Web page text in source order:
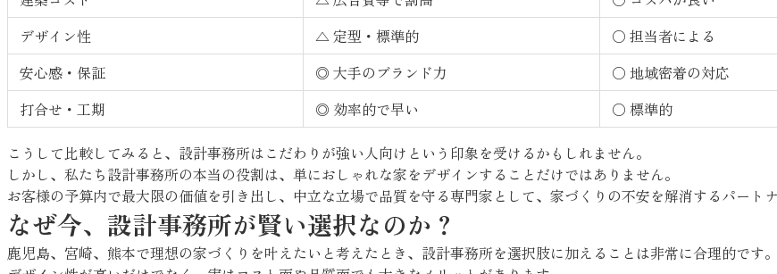
デザイン性
△ 定型・標準的 ○ 担当者による
安心感・保証
◎ 大手のブランド力 ○ 地域密着の対応
打合せ・工期
◎ 効率的で早い ○ 標準的
こうして比較してみると、設計事務所はこだわりが強い人向けという印象を受けるかもしれません。
しかし、私たち設計事務所の本当の役割は、単におしゃれな家をデザインすることだけではありません。
お客様の予算内で最大限の価値を引き出し、中立な立場で品質を守る専門家として、家づくりの不安を解消するパート
なぜ今、設計事務所が賢い選択なのか？
鹿児島、宮崎、熊本で理想の家づくりを叶えたいと考えたとき、設計事務所を選択肢に加えることは非常に合理的です。